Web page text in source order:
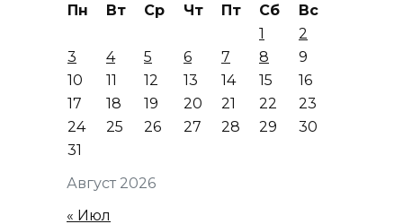
Август 2026
Пн Вт Ср Чт Пт Сб
Вс
1
2
3
4 5 6 7 8
9
10
11 12 13 14 15
16
17
18 19 20 21 22
23
24
25 26 27 28 29
30
31
« Июл